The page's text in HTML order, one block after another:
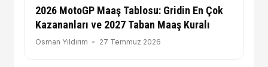
2026 MotoGP Maaş Tablosu: Gridin En Çok
Kazananları ve 2027 Taban Maaş Kuralı
Osman Yıldırım 27 Temmuz 2026